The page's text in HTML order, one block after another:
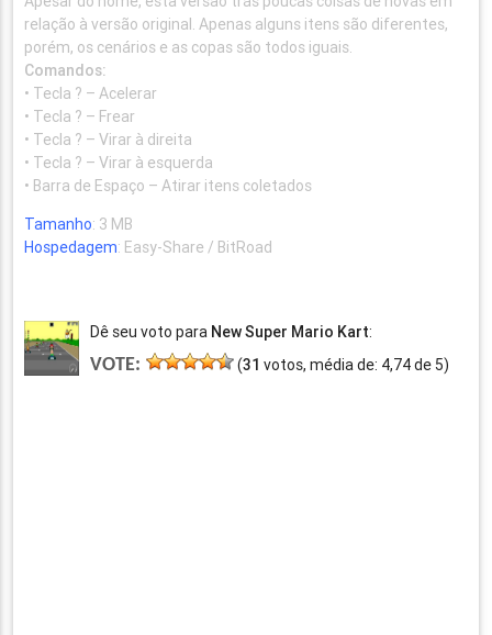
relação à versão original. Apenas alguns itens são diferentes,
porém, os cenários e as copas são todos iguais.
Comandos:
• Tecla ? – Acelerar
• Tecla ? – Frear
• Tecla ? – Virar à direita
• Tecla ? – Virar à esquerda
• Barra de Espaço – Atirar itens coletados
Tamanho: 3 MB
Hospedagem: Easy-Share / BitRoad
Dê seu voto para New Super Mario Kart:
VOTE: (31 votos, média de: 4,74de 5)